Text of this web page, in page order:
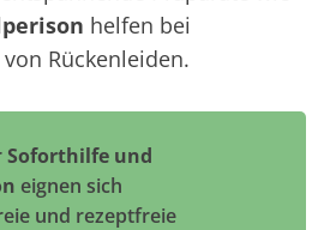
helfen bei
Rückenleiden.
Soforthilfe und
eignen sich
und rezeptfreie